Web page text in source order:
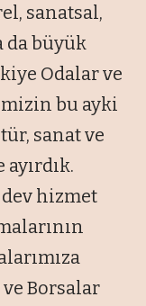
sanatsal,
da büyük
Odalar ve
bu ayki
sanat ve
hizmet
Borsalar